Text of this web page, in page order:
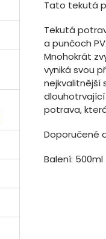
Tato tekutá
Tekutá
a punčoch
Mnohokrát
vyniká svou
nejkvalitnější
potrava,
Doporučené
Balení: 500ml